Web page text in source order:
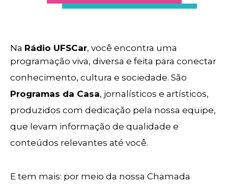
Na Rádio UFSCar, você encontra uma
programação viva, diversa e feita para conectar
conhecimento, cultura e sociedade. São
Programas da Casa, jornalísticos e artísticos,
produzidos com dedicação pela nossa equipe,
que levam informação de qualidade e
conteúdos relevantes até você.
E tem mais: por meio da nossa Chamada